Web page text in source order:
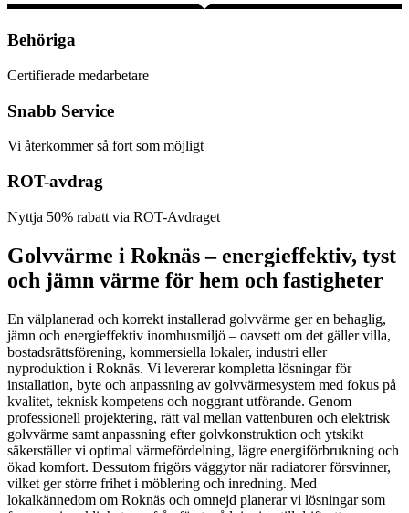
Behöriga
Certifierade medarbetare
Snabb Service
Vi återkommer så fort som möjligt
ROT-avdrag
Nyttja 50% rabatt via ROT-Avdraget
Golvvärme i Roknäs – energieffektiv, tyst
och jämn värme för hem och fastigheter
En välplanerad och korrekt installerad golvvärme ger en behaglig,
jämn och energieffektiv inomhusmiljö – oavsett om det gäller villa,
bostadsrättsförening, kommersiella lokaler, industri eller
nyproduktion i Roknäs. Vi levererar kompletta lösningar för
installation, byte och anpassning av golvvärmesystem med fokus på
kvalitet, teknisk kompetens och noggrant utförande. Genom
professionell projektering, rätt val mellan vattenburen och elektrisk
golvvärme samt anpassning efter golvkonstruktion och ytskikt
säkerställer vi optimal värmefördelning, lägre energiförbrukning och
ökad komfort. Dessutom frigörs väggytor när radiatorer försvinner,
vilket ger större frihet i möblering och inredning. Med
lokalkännedom om Roknäs och omnejd planerar vi lösningar som